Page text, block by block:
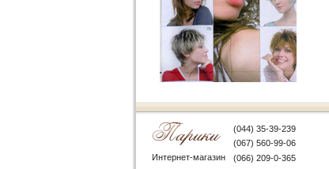
Интернет-магазин
(044) 35-39-239
(067) 560-99-06
(066) 209-0-365